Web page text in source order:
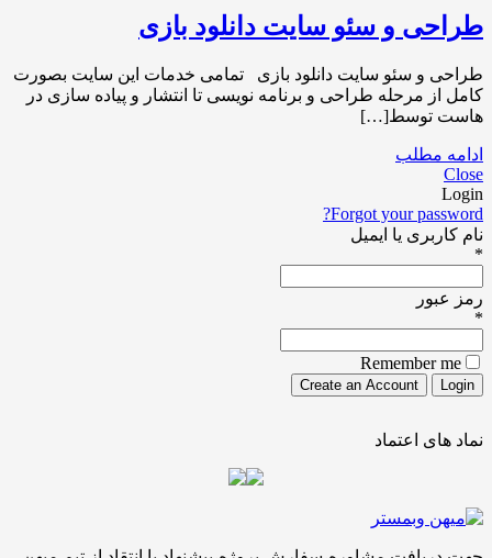
طراحی و سئو سایت دانلود بازی
طراحی و سئو سایت دانلود بازی تمامی خدمات این سایت بصورت
کامل از مرحله طراحی و برنامه نویسی تا انتشار و پیاده سازی در
هاست توسط[…]
ادامه مطلب
Close
Login
Forgot your password?
نام کاربری یا ایمیل
*
رمز عبور
*
Remember me
نماد های اعتماد